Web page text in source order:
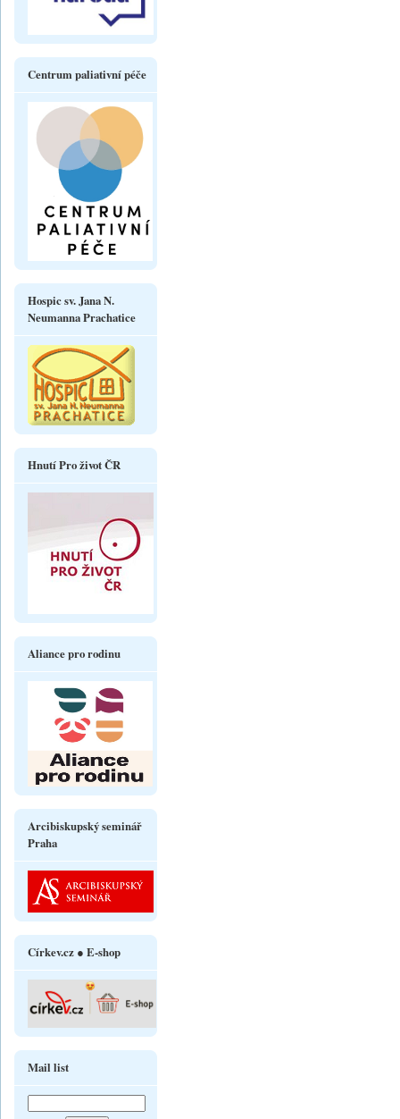
Centrum paliativní péče
Hospic sv. Jana N.
Neumanna Prachatice
Hnutí Pro život ČR
Aliance pro rodinu
Arcibiskupský seminář
Praha
Církev.cz ● E-shop
Mail list